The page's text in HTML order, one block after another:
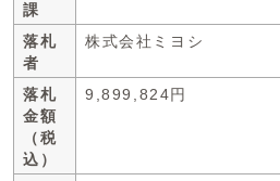
課
落札
者
株式会社ミヨシ
落札
金額
（税
込）
9,899,824円